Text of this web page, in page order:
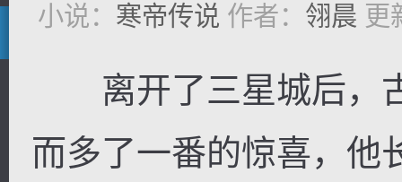
小说： 寒帝传说 作者： 翎晨 更
离开了三星城后，
而多了一番的惊喜，他